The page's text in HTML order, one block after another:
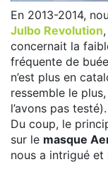
En 2013-2014,
Julbo Revolution
concernait la
fréquente de
n’est plus en
ressemble le
l’avons pas testé).
Du coup, le
sur le masque
nous a intrigué